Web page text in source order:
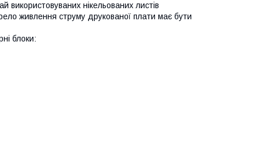
нікельованих листів
живлення струму друкованої плати має бути
блоки: